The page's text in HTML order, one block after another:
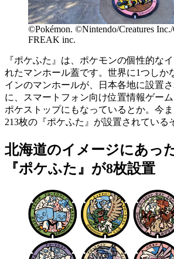
©Pokémon. ©Nintendo/Creatures
FREAK inc.
『ポケふた』は、ポケモンの個性的な
れたマンホール蓋です。世界に1つしか
インのマンホールが、日本各地に設置
に、スマートフォン向け位置情報ゲーム
ポケストップにもなっているとか。今ま
213枚の『ポケふた』が設置されている
北海道のイメージにあっ
『ポケふた』が8枚設置